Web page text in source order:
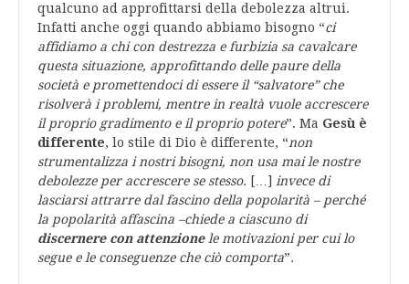
qualcuno ad approfittarsi della debolezza altrui.
Infatti anche oggi quando abbiamo bisogno “ci
affidiamo a chi con destrezza e furbizia sa cavalcare
questa situazione, approfittando delle paure della
società e promettendoci di essere il “salvatore” che
risolverà i problemi, mentre in realtà vuole accrescere
il proprio gradimento e il proprio potere”. Ma Gesù è
differente, lo stile di Dio è differente, “non
strumentalizza i nostri bisogni, non usa mai le nostre
debolezze per accrescere se stesso. […] invece di
lasciarsi attrarre dal fascino della popolarità – perché
la popolarità affascina –chiede a ciascuno di
discernere con attenzionele motivazioni per cui lo
segue e le conseguenze che ciò comporta”.